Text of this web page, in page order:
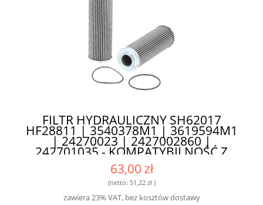
FILTR HYDRAULICZNY SH62017
HF28811 | 3540378M1 | 3619594M1
| 24270023 | 2427002860 |
242701035 - KOMPATYBILNOŚĆ Z
WIELOMA MODELAMI
63,00 zł
(netto: 51,22 zł)
zawiera 23% VAT, bez kosztów dostawy